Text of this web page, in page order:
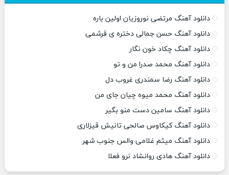
دانلود آهنگ مرتضی نوروزیان اولین باره
دانلود آهنگ حسن جمالی دختره ی قرشمی
دانلود آهنگ چکاد خون نگار
دانلود آهنگ محمد صدرا من و تو
دانلود آهنگ رضا سمندری غروب دل
دانلود آهنگ محمد میوه چیان جای من
دانلود آهنگ سامین دست منو بگیر
دانلود آهنگ کیکاوس صالحی تانیش قیزلاری
دانلود آهنگ میثم غلامی والس جنوب شهر
دانلود آهنگ هادی روانشاد نرو فعلا